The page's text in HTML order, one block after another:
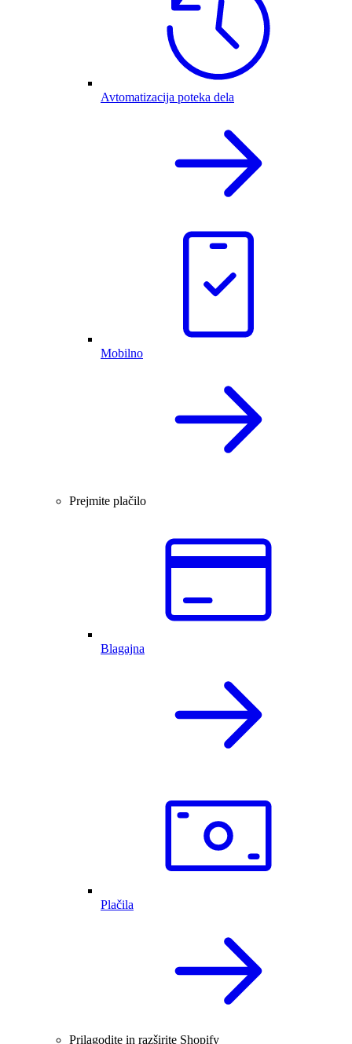
Avtomatizacija poteka dela
Mobilno
Prejmite plačilo
Blagajna
Plačila
Prilagodite in razširite Shopify